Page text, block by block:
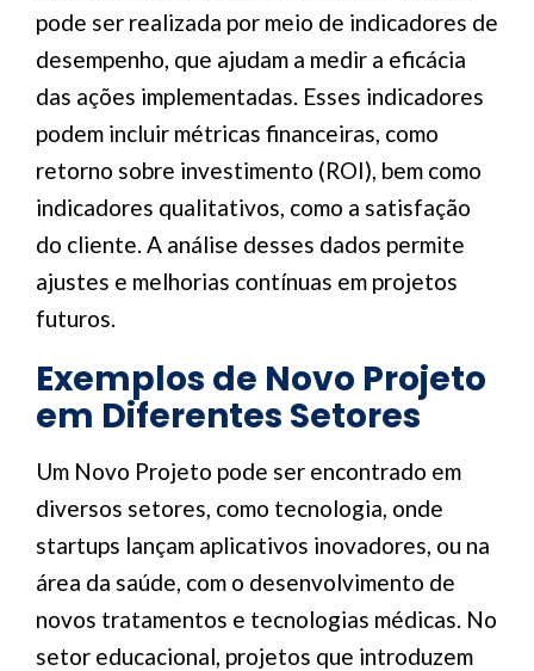
pode ser realizada por meio de indicadores de
desempenho, que ajudam a medir a eficácia
das ações implementadas. Esses indicadores
podem incluir métricas financeiras, como
retorno sobre investimento (ROI), bem como
indicadores qualitativos, como a satisfação
do cliente. A análise desses dados permite
ajustes e melhorias contínuas em projetos
futuros.
Exemplos de Novo Projeto
em Diferentes Setores
Um Novo Projeto pode ser encontrado em
diversos setores, como tecnologia, onde
startups lançam aplicativos inovadores, ou na
área da saúde, com o desenvolvimento de
novos tratamentos e tecnologias médicas. No
setor educacional, projetos que introduzem